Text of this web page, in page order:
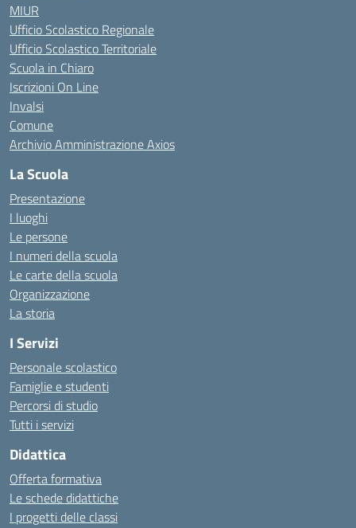
MIUR
Ufficio Scolastico Regionale
Ufficio Scolastico Territoriale
Scuola in Chiaro
Iscrizioni On Line
Invalsi
Comune
Archivio Amministrazione Axios
La Scuola
Presentazione
I luoghi
Le persone
I numeri della scuola
Le carte della scuola
Organizzazione
La storia
I Servizi
Personale scolastico
Famiglie e studenti
Percorsi di studio
Tutti i servizi
Didattica
Offerta formativa
Le schede didattiche
I progetti delle classi